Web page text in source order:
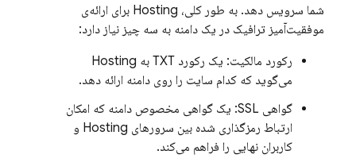
شما سرویس دهد. به طور کلی، Hosting برای ارائه‌ی
موفقیت‌آمیز ترافیک در یک دامنه به سه چیز نیاز دارد:
رکورد مالکیت: یک رکورد TXT به
Hosting
می‌گوید که کدام سایت را روی دامنه ارائه دهد.
گواهی SSL: یک گواهی مخصوص دامنه که امکان
ارتباط رمزگذاری شده بین سرورهای Hosting و
کاربران نهایی را فراهم می‌کند.